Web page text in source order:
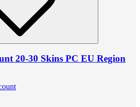
20-30 Skins PC EU Region